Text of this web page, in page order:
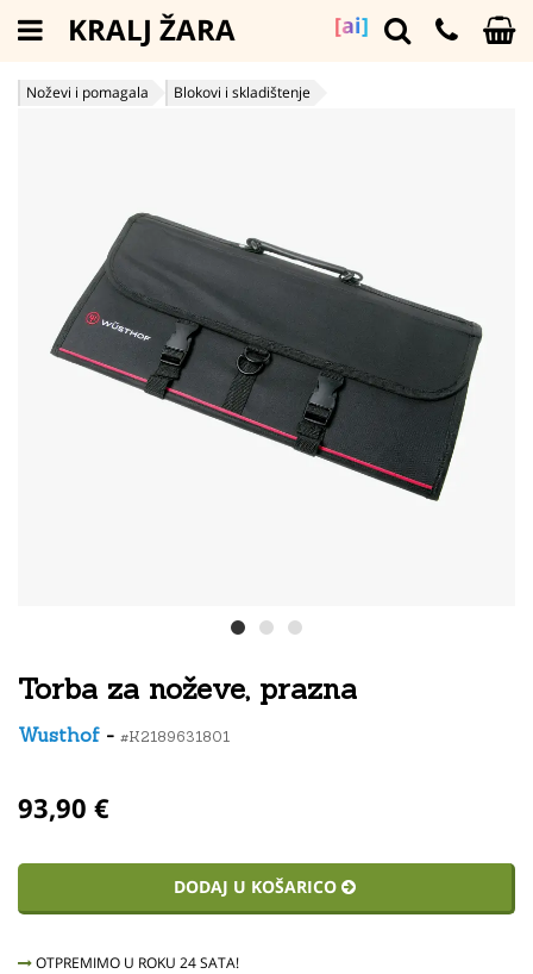
[ai]
KRALJ ŽARA
Noževi i pomagala Blokovi i skladištenje
Torba za noževe, prazna
Wusthof - #K2189631801
93,90 €
DODAJ U KOŠARICO
OTPREMIMO U ROKU 24 SATA!